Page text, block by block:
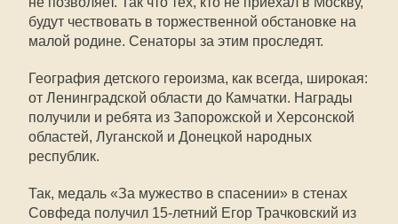
будут чествовать в торжественной обстановке на
малой родине. Сенаторы за этим проследят.
География детского героизма, как всегда, широкая:
от Ленинградской области до Камчатки. Награды
получили и ребята из Запорожской и Херсонской
областей, Луганской и Донецкой народных
республик.
Так, медаль «За мужество в спасении» в стенах
Совфеда получил 15-летний Егор Трачковский из